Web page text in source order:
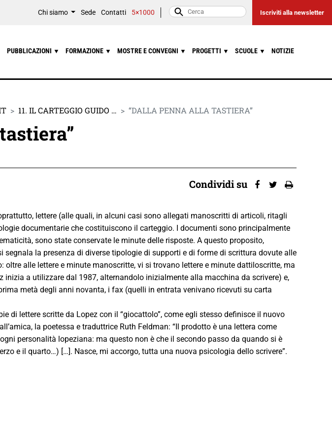
Chi siamo Sede Contatti 5×1000 Iscriviti alla newsletter
PUBBLICAZIONI ▼ FORMAZIONE ▼ MOSTRE E CONVEGNI ▼ PROGETTI ▼ SCUOLE ▼ NOTIZIE
11. IL CARTEGGIO GUIDO … “DALLA PENNA ALLA TASTIERA”
Condividi su
lettere (alle quali, in alcuni casi sono allegati manoscritti di articoli, ritagli
documentarie che costituiscono il carteggio. I documenti sono principalmente
sono state conservate le minute delle risposte. A questo proposito,
la presenza di diverse tipologie di supporti e di forme di scrittura dovute alle
alle lettere e minute manoscritte, vi si trovano lettere e minute dattiloscritte, ma
inizia a utilizzare dal 1987, alternandolo inizialmente alla macchina da scrivere) e,
metà degli anni novanta, i fax (quelli in entrata venivano ricevuti su carta
di lettere scritte da Lopez con il “giocattolo”, come egli stesso definisce il nuovo
la poetessa e traduttrice Ruth Feldman: “Il prodotto è una lettera come
personalità lopeziana: ma questo non è che il secondo passo da quando si è
e il quarto…) […]. Nasce, mi accorgo, tutta una nuova psicologia dello scrivere”.